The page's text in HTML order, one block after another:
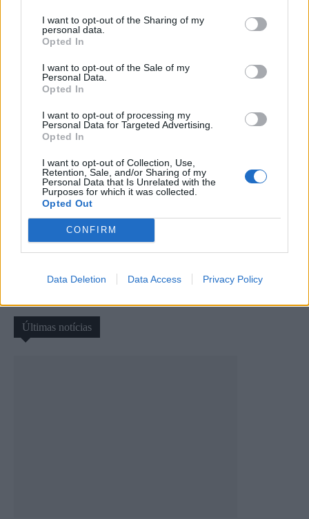
I want to opt-out of the Sharing of my
personal data.
Opted In
I want to opt-out of the Sale of my
Personal Data.
Opted In
I want to opt-out of processing my
Personal Data for Targeted Advertising.
Opted In
I want to opt-out of Collection, Use,
Retention, Sale, and/or Sharing of my
Personal Data that Is Unrelated with the
Purposes for which it was collected.
Opted Out
CONFIRM
Data Deletion Data Access Privacy Policy
Por Eduarda Rebelo
Foto: Lau Pachada
Artigo anterior
AFVR: Montalegre goleou
complementar
Justino Ribeiro regressa ao
Últimas notícias